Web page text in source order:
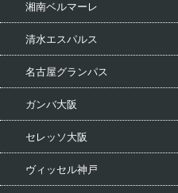
湘南ベルマーレ
清水エスパルス
名古屋グランパス
ガンバ大阪
セレッソ大阪
ヴィッセル神戸